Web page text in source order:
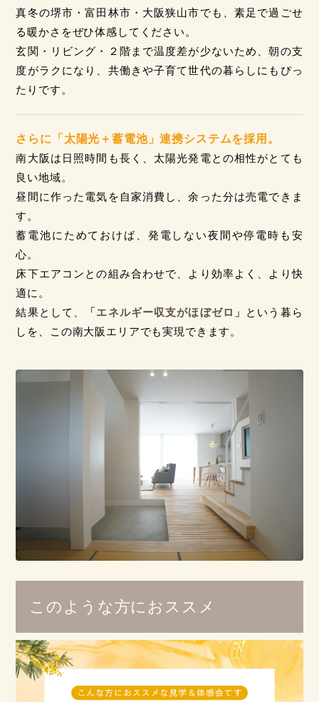
真冬の堺市・富田林市・大阪狭山市でも、素足で過ごせ
る暖かさをぜひ体感してください。
玄関・リビング・２階まで温度差が少ないため、朝の支
度がラクになり、共働きや子育て世代の暮らしにもぴっ
たりです。
さらに「太陽光＋蓄電池」連携システムを採用。
南大阪は日照時間も長く、太陽光発電との相性がとても
良い地域。
昼間に作った電気を自家消費し、余った分は売電できま
す。
蓄電池にためておけば、発電しない夜間や停電時も安
心。
床下エアコンとの組み合わせで、より効率よく、より快
適に。
結果として、
「エネルギー収支がほぼゼロ」
という暮ら
しを、この南大阪エリアでも実現できます。
このような方におススメ